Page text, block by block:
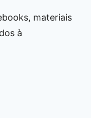
materiais
à